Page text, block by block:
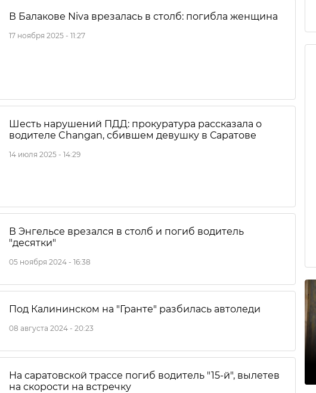
В Балакове Niva врезалась в столб: погибла женщина
17 ноября 2025 - 11:27
Шесть нарушений ПДД: прокуратура рассказала о
водителе Changan, сбившем девушку в Саратове
14 июля 2025 - 14:29
В Энгельсе врезался в столб и погиб водитель
"десятки"
05 ноября 2024 - 16:38
Под Калининском на "Гранте" разбилась автоледи
08 августа 2024 - 20:23
На саратовской трассе погиб водитель "15-й", вылетев
на скорости на встречку